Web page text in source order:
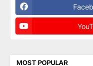
MOST POPULAR